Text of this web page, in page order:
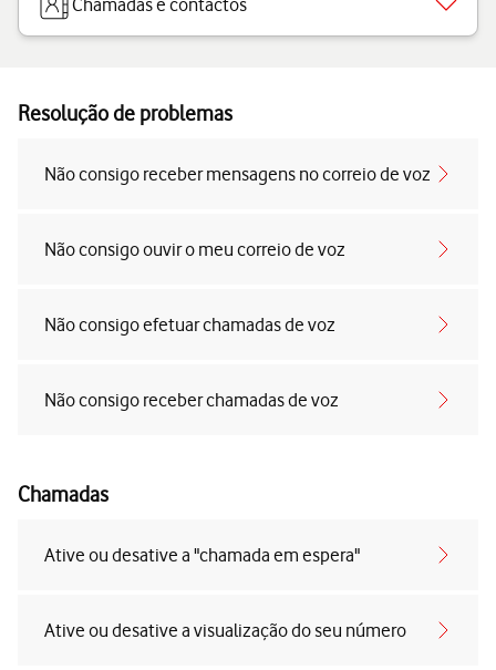
Chamadas e contactos
Resolução de problemas
Não consigo receber mensagens no correio de voz
Não consigo ouvir o meu correio de voz
Não consigo efetuar chamadas de voz
Não consigo receber chamadas de voz
Chamadas
Ative ou desative a "chamada em espera"
Ative ou desative a visualização do seu número